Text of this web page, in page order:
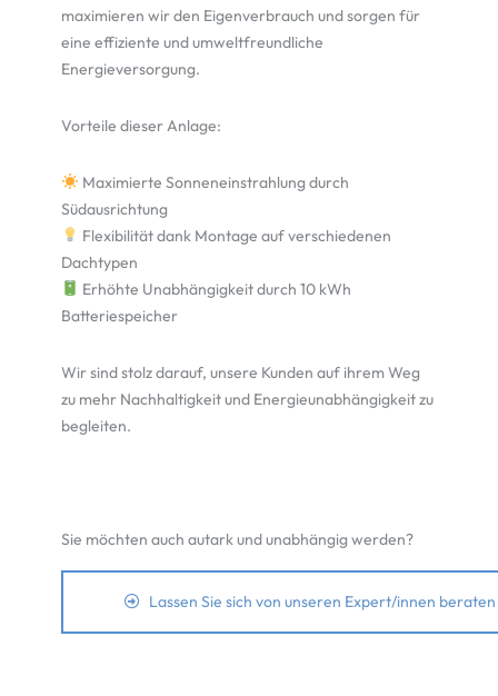
maximieren wir den Eigenverbrauch und sorgen für
eine effiziente und umweltfreundliche
Energieversorgung.
Vorteile dieser Anlage:
Maximierte Sonneneinstrahlung durch
Südausrichtung
Flexibilität dank Montage auf verschiedenen
Dachtypen
Erhöhte Unabhängigkeit durch 10 kWh
Batteriespeicher
Wir sind stolz darauf, unsere Kunden auf ihrem Weg
zu mehr Nachhaltigkeit und Energieunabhängigkeit zu
begleiten.
Sie möchten auch autark und unabhängig werden?
Lassen Sie sich von unseren Expert/innen beraten